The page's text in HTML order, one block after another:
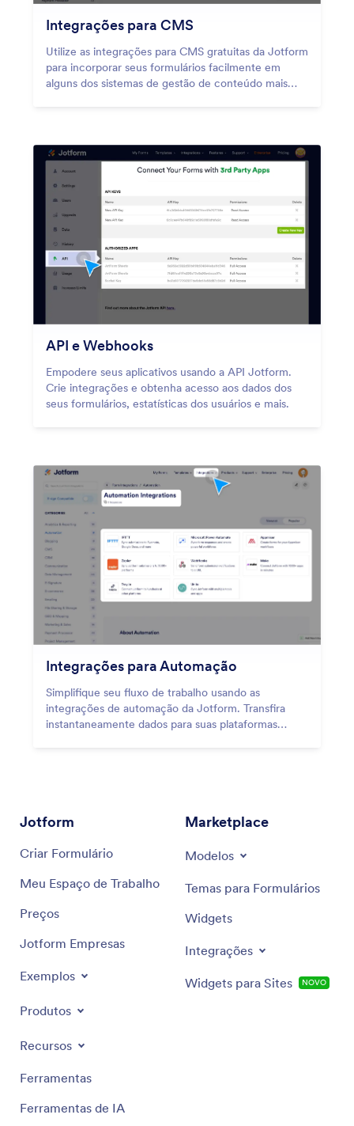
Integrações para CMS
Utilize as integrações para CMS gratuitas da Jotform
para incorporar seus formulários facilmente em
alguns dos sistemas de gestão de conteúdo mais
API e Webhooks
Empodere seus aplicativos usando a API Jotform.
Crie integrações e obtenha acesso aos dados dos
seus formulários, estatísticas dos usuários e mais.
Integrações para Automação
Simplifique seu fluxo de trabalho usando as
integrações de automação da Jotform. Transfira
instantaneamente dados para suas plataformas
Jotform
Criar Formulário
Meu Espaço de Trabalho
Preços
Jotform Empresas
Exemplos
Produtos
Recursos
Ferramentas
Ferramentas de IA
Marketplace
Modelos
Temas para Formulários
Widgets
Integrações
Widgets para Sites NOVO